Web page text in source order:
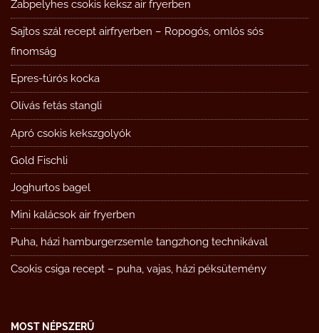
Zabpelyhes csokis keksz air fryerben
Sajtos szál recept airfryerben – Ropogós, omlós sós
finomság
Epres-túrós kocka
Olívás fetás stangli
Apró csokis kekszgolyók
Gold Fischli
Joghurtos bagel
Mini kalácsok air fryerben
Puha, házi hamburgerzsemle tangzhong technikával
Csokis csiga recept – puha, vajas, házi péksütemény
MOST NÉPSZERŰ